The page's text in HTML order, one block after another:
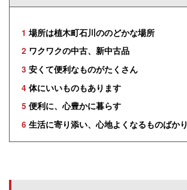
1 場所は植木町石川ののどかな場所
2 ワクワクの中古、新中古品
3 安くて便利なものがたくさん
4 体にいいものもあります
5 便利に、心豊かに暮らす
6 生活に寄り添い、心地よくなるものばかり